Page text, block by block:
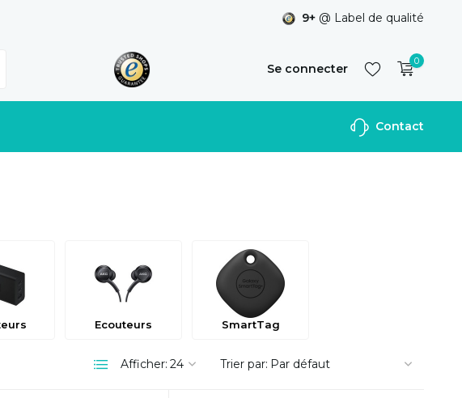
9+ @ Label de qualité
Se connecter
S'inscrire
0
Contact
Ecouteurs SmartTag
Afficher: Trier par: